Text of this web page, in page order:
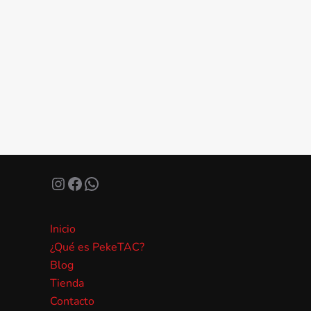
Instagram
Facebook
WhatsApp
Inicio
¿Qué es PekeTAC?
Blog
Tienda
Contacto